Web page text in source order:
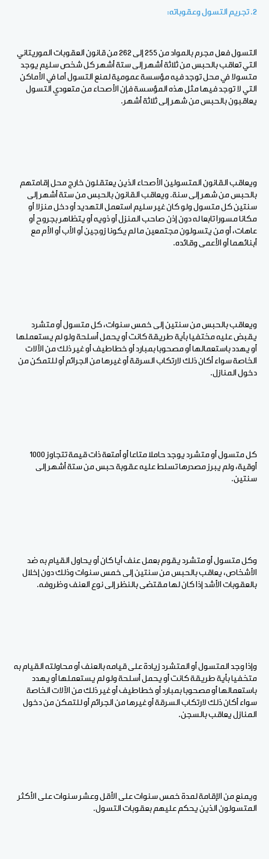
2. تجريم التسول وعقوباته:
التسول فعل مجرم بالمواد من 255 إلى 262 من قانون العقوبات الموريتاني
التي تعاقب بالحبس من ثلاثة أشهر إلى ستة أشهر كل شخص سليم يوجد
متسولا في محل توجد فيه مؤسسة عمومية لمنع التسول أما في الأماكن
التي لا توجد فيها مثل هذه المؤسسة فإن الأصحاء من متعودي التسول
يعاقبون بالحبس من شهر إلى ثلاثة أشهر.
ويعاقب القانون المتسولين الأصحاء الذين يعتقلون خارج محل إقامتهم
بالحبس من شهر إلى سنة. ويعاقب القانون بالحبس من ستة أشهر إلى
سنتين كل متسول ولو كان غير سليم استعمل التهديد أو دخل منزلا أو
مكانا مسورا تابعا له دون إذن صاحب المنزل أو ذويه أو يتظاهر بجروح أو
عاهات، أو من يتسولون مجتمعين ما لم يكونا زوجين أو الأب أو الأم مع
أبنائهما أو الأعمى وقائده.
ويعاقب بالحبس من سنتين إلى خمس سنوات، كل متسول أو متشرد
يقبض عليه مختفيا بأية طريقة كانت أو يحمل أسلحة ولو لم يستعملها
أو يهدد باستعمالها أو مصحوبا بمبارد أو خطاطيف أو غير ذلك من الآلات
الخاصة سواء أكان ذلك لارتكاب السرقة أو غيرها من الجرائم أو للتمكن من
دخول المنازل.
كل متسول أو متشرد يوجد حاملا متاعا أو أمتعة ذات قيمة تتجاوز 1000
أوقية، ولم يبرز مصدرها تسلط عليه عقوبة حبس من ستة أشهر إلى
سنتين.
وكل متسول أو متشرد يقوم بعمل عنف أيا كان أو يحاول القيام به ضد
الأشخاص، يعاقب بالحبس من سنتين إلى خمس سنوات وذلك دون إخلال
بالعقوبات الأشد إذا كان لها مقتضى بالنظر إلى نوع العنف وظروفه.
وإذا وجد المتسول أو المتشرد زيادة على قيامه بالعنف أو محاولته القيام به
متخفيا بأية طريقة كانت أو يحمل أسلحة ولو لم يستعملها أو يهدد
باستعمالها أو مصحوبا بمبارد أو خطاطيف أو غير ذلك من الآلات الخاصة
سواء أكان ذلك لارتكاب السرقة أو غيرها من الجرائم أو للتمكن من دخول
المنازل يعاقب بالسجن.
ويمنع من الإقامة لمدة خمس سنوات على الأقل وعشر سنوات على الأكثر
المتسولون الذين يحكم عليهم بعقوبات التسول.